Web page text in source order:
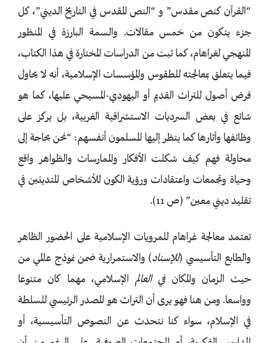
“القرآن كنص مقدس” و “النص المقدس في التاريخ الديني”، كل
جزء يتكون من خمس مقالات. والسمة البارزة في المنظور
المنهجي لغراهام، كما ثبت من الدراسات المختارة في هذا الكتاب،
فيما يتعلق بمعالجته للطقوس والمؤسسات الإسلامية، أنه لا يحاول
فرض أصول للتراث القديم أو اليهودي-المسيحي عليها، كما هو
شائع في بعض السرديات الاستشراقية الغربية، بل يركز على
وظائفها وآثارها كما ينظر إليها المسلمون أنفسهم: “نحن بحاجة إلى
محاولة فهم كيف شكلت الأفكار والممارسات والظواهر واقع
وحياة وتجمعات واعتقادات ورؤية الكون للأشخاص المتدينين في
تقليد ديني معين” (ص 11).
تعتمد معالجة غراهام للمرويات الإسلامية على الحضور الظاهر
والطابع التأسيسي (للإسناد) والاستمرارية ضمن نموذج عالمي من
حيث الزمان والمكانفي العالم الإسلامي، مهما كان متنوعا
وواسعا. ومن هنا فهو يرى أن التراث هو المصدر الرئيسي للسلطة
في الإسلام، سواء كنا نتحدث عن النصوص التأسيسية، أو